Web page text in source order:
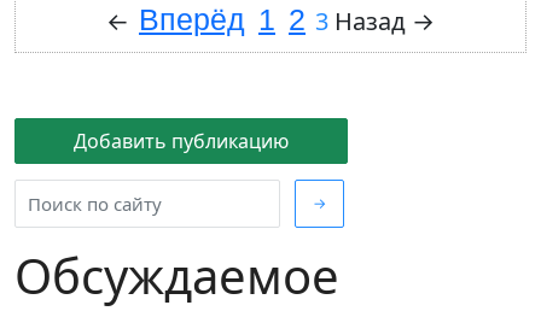
Добавить публикацию
→
Обсуждаемое
← Вперёд 1 2 3 Назад →